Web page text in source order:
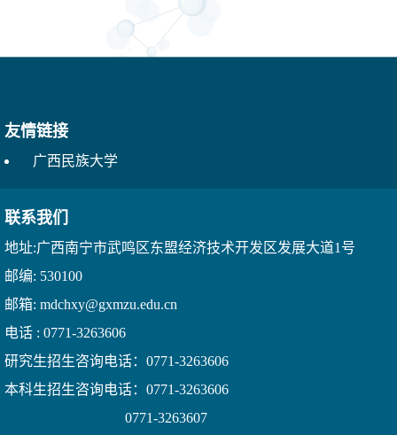
友情链接
广西民族大学
联系我们
地址:广西南宁市武鸣区东盟经济技术开发区发展大道1号
邮编: 530100
邮箱: mdchxy@gxmzu.edu.cn
电话 : 0771-3263606
研究生招生咨询电话：0771-3263606
本科生招生咨询电话：0771-3263606
0771-3263607